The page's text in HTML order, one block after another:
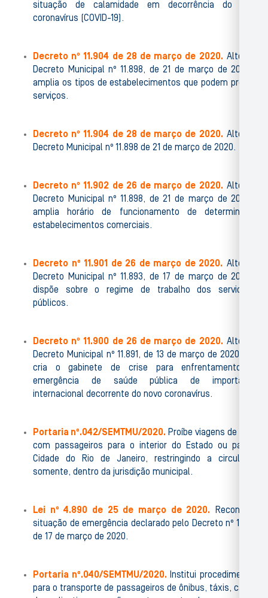
situação de calamidade em decorrência do novo
coronavírus (COVID-19).
Decreto nº 11.904 de 28 de março de 2020.Altera o
Decreto Municipal nº 11.898, de 21 de março de 2020 e
amplia os tipos de estabelecimentos que podem prestar
serviços.
Decreto nº 11.904 de 28 de março de 2020.Altera o
Decreto Municipal nº 11.898 de 21 de março de 2020.
Decreto nº 11.902 de 26 de março de 2020.Altera o
Decreto Municipal nº 11.898, de 21 de março de 2020 e
amplia horário de funcionamento de determinados
estabelecimentos comerciais.
Decreto nº 11.901 de 26 de março de 2020. Altera o
Decreto Municipal nº 11.893, de 17 de março de 2020 e
dispõe sobre o regime de trabalho dos servidores
públicos.
Decreto nº 11.900 de 26 de março de 2020.Altera o
Decreto Municipal nº 11.891, de 13 de março de 2020, que
cria o gabinete de crise para enfrentamento da
emergência de saúde pública de importância
internacional decorrente do novo coronavírus.
Portaria nº.042/SEMTMU/2020. Proíbe viagens de táxis
com passageiros para o interior do Estado ou para a
Cidade do Rio de Janeiro, restringindo a circulação
somente, dentro da jurisdição municipal.
Lei nº 4.890 de 25 de março de 2020. Reconhece
situação de emergência declarado pelo Decreto nº 11.893
de 17 de março de 2020.
Portaria nº.040/SEMTMU/2020.Institui procedimentos
para o transporte de passageiros de ônibus, táxis, carros